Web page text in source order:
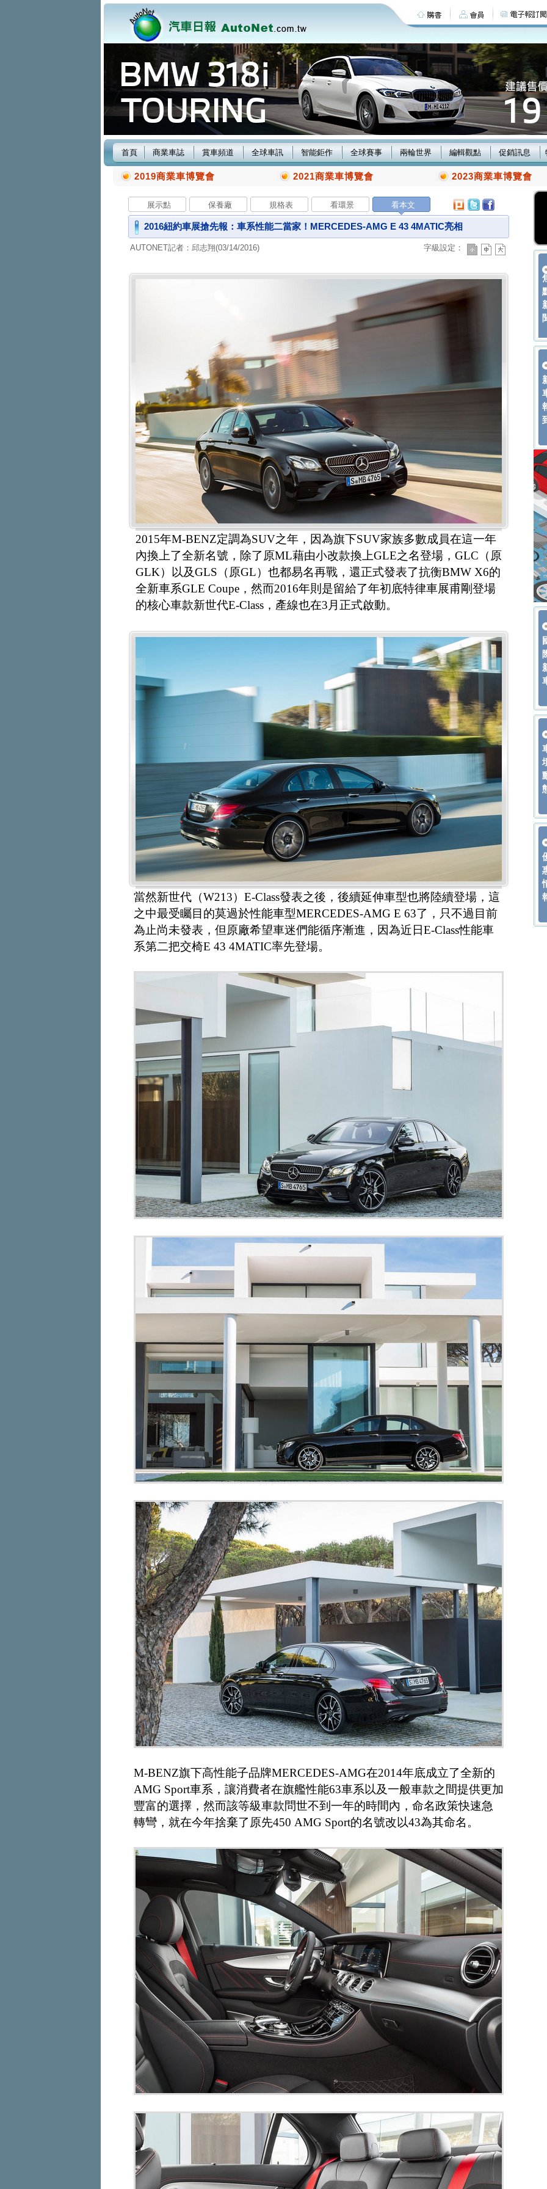
首頁 商業車誌 賞車頻道 全球車訊 智能鉅作 全球賽事 兩輪世界 編輯觀點 促銷訊息
2019商業車博覽會 2021商業車博覽會 2023商業車博覽會
展示點 保養廠 規格表 看環景 看本文
2016紐約車展搶先報：車系性能二當家！MERCEDES-AMG E 43 4MATIC亮相
AUTONET記者：邱志翔(03/14/2016) 字級設定：
2015年M-BENZ定調為SUV之年，因為旗下SUV家族多數成員在這一年
內換上了全新名號，除了原ML藉由小改款換上GLE之名登場，GLC（原
GLK）以及GLS（原GL）也都易名再戰，還正式發表了抗衡BMW X6的
全新車系GLE Coupe，然而2016年則是留給了年初底特律車展甫剛登場
的核心車款新世代E-Class，產線也在3月正式啟動。
當然新世代（W213）E-Class發表之後，後續延伸車型也將陸續登場，這
之中最受矚目的莫過於性能車型MERCEDES-AMG E 63了，只不過目前
為止尚未發表，但原廠希望車迷們能循序漸進，因為近日E-Class性能車
系第二把交椅E 43 4MATIC率先登場。
M-BENZ旗下高性能子品牌MERCEDES-AMG在2014年底成立了全新的
AMG Sport車系，讓消費者在旗艦性能63車系以及一般車款之間提供更加
豐富的選擇，然而該等級車款問世不到一年的時間內，命名政策快速急
轉彎，就在今年捨棄了原先450 AMG Sport的名號改以43為其命名。